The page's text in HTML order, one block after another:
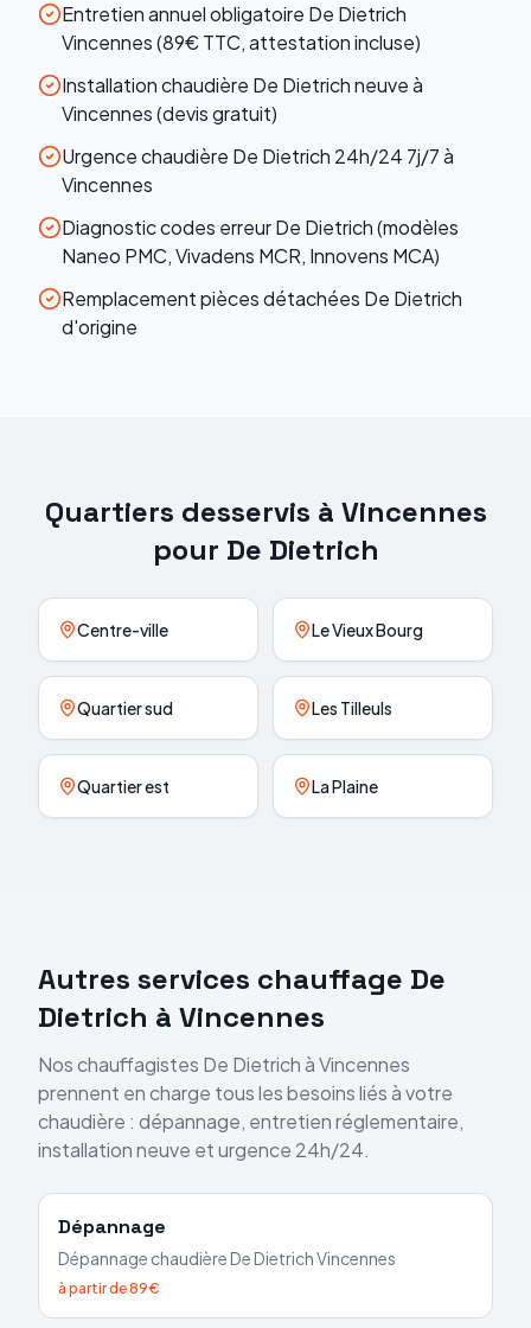
Entretien annuel obligatoire De Dietrich
Vincennes (89€ TTC, attestation incluse)
Installation chaudière De Dietrich neuve à
Vincennes (devis gratuit)
Urgence chaudière De Dietrich 24h/24 7j/7 à
Vincennes
Diagnostic codes erreur De Dietrich (modèles
Naneo PMC, Vivadens MCR, Innovens MCA)
Remplacement pièces détachées De Dietrich
d'origine
Quartiers desservis à Vincennes
pour De Dietrich
Centre-ville Le Vieux Bourg
Quartier sud Les Tilleuls
Quartier est La Plaine
Autres services chauffage De
Dietrich à Vincennes
Nos chauffagistes De DietrichàVincennes
prennent en charge tous les besoins liés à votre
chaudière : dépannage, entretien réglementaire,
installation neuve et urgence 24h/24.
Dépannage
Dépannage chaudièreDe DietrichVincennes
à partir de 89€